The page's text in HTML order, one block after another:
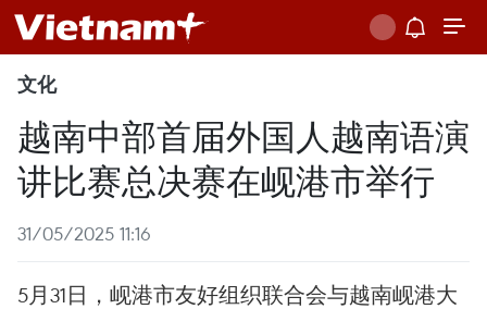
文化
越南中部首届外国人越南语演
讲比赛总决赛在岘港市举行
31/05/2025 11:16
5月31日，岘港市友好组织联合会与越南岘港大